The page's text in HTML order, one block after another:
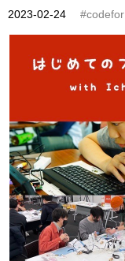
2023-02-24 #codefor